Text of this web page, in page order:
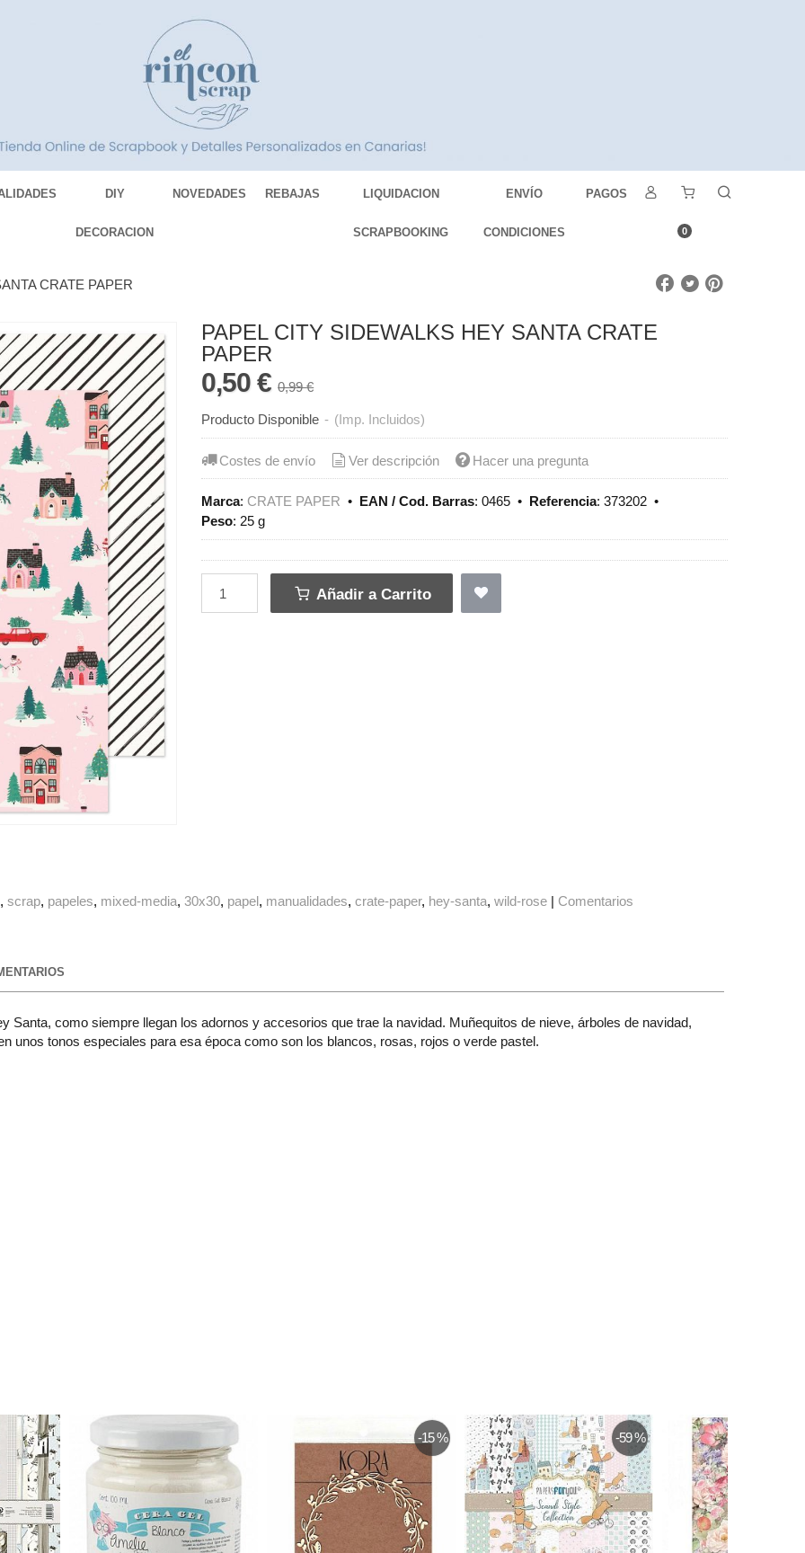
DIY
DECORACION
NOVEDADES REBAJAS LIQUIDACION
SCRAPBOOKING
ENVÍO
CONDICIONES
PAGOS
0
CRATE PAPER
PAPEL CITY SIDEWALKS HEY SANTA CRATE
PAPER
0,50 €0,99 €
Producto Disponible - (Imp. Incluidos)
Costes de envío Ver descripción Hacer una pregunta
Marca: CRATE PAPER • EAN / Cod. Barras:0465 • Referencia:373202 •
Peso: 25 g
Añadir a Carrito
scrap papeles mixed-media 30x30 papel manualidades crate-paper hey-santa wild-rose | Comentarios
Santa, como siempre llegan los adornos y accesorios que trae la navidad. Muñequitos de nieve, árboles de navidad,
unos tonos especiales para esa época como son los blancos, rosas, rojos o verde pastel.
-15 % -59 %